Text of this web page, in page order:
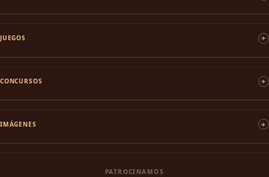
JUEGOS
CONCURSOS
IMÁGENES
PATROCINAMOS